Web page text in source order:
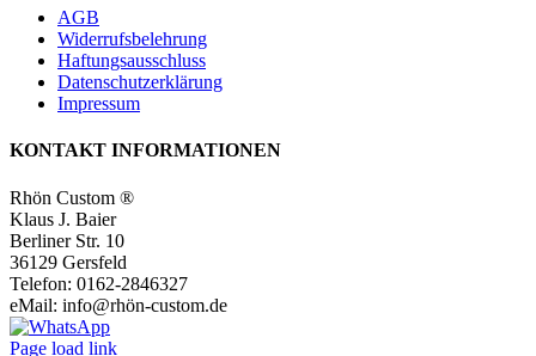
AGB
Widerrufsbelehrung
Haftungsausschluss
Datenschutzerklärung
Impressum
KONTAKT INFORMATIONEN
Rhön Custom ®
Klaus J. Baier
Berliner Str. 10
36129 Gersfeld
Telefon: 0162-2846327
eMail: info@rhön-custom.de
Facebook
Instagram
YouTube
Page load link